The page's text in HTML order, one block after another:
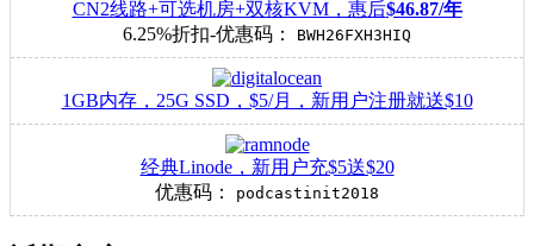
CN2线路+可选机房+双核KVM，惠后$46.87/年
6.25%折扣-优惠码：
BWH26FXH3HIQ
1GB内存，25G SSD，$5/月，新用户注册就送$10
经典Linode，新用户充$5送$20
优惠码：
podcastinit2018